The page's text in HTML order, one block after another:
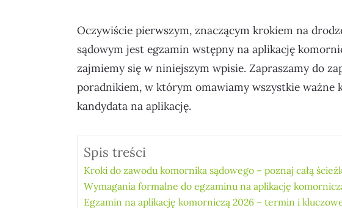
Oczywiście pierwszym, znaczącym krokiem na
sądowym jest egzamin wstępny na aplikację
zajmiemy się w niniejszym wpisie. Zapraszamy do
poradnikiem, w którym omawiamy wszystkie ważne
kandydata na aplikację.
Spis treści
Kroki do zawodu komornika sądowego – poznaj całą
Wymagania formalne do egzaminu na aplikację
Egzamin na aplikację komorniczą 2026 – termin i